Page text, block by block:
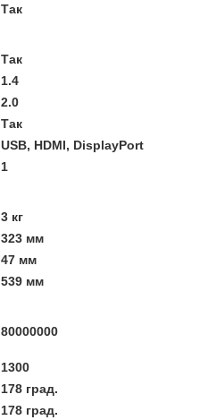
Так
Так
1.4
2.0
Так
USB, HDMI, DisplayPort
1
3 кг
323 мм
47 мм
539 мм
80000000
1300
178 град.
178 град.